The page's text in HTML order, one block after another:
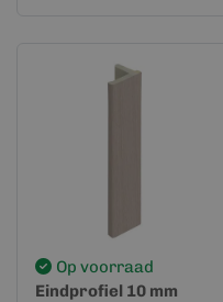
Op voorraad
Eindprofiel 10 mm